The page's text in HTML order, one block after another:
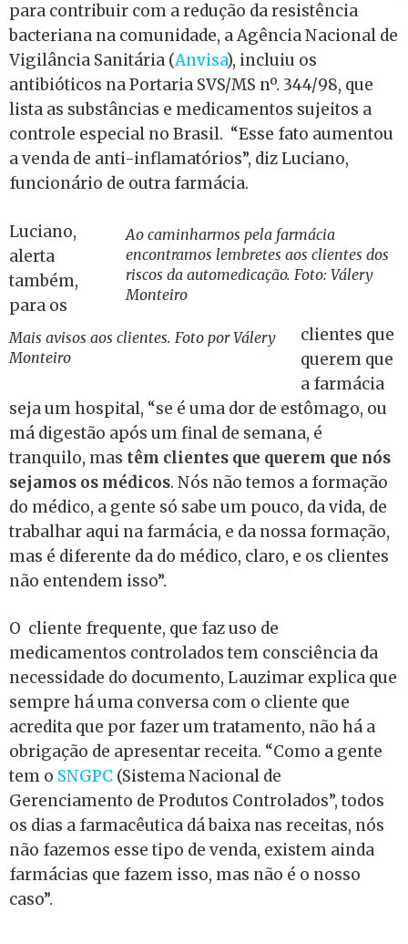
para contribuir com a redução da resistência
bacteriana na comunidade, a Agência Nacional de
Vigilância Sanitária (Anvisa), incluiu os
antibióticos na Portaria SVS/MS nº. 344/98, que
lista as substâncias e medicamentos sujeitos a
controle especial no Brasil. “Esse fato aumentou
a venda de anti-inflamatórios”, diz Luciano,
funcionário de outra farmácia.
Ao caminharmos pela farmácia
encontramos lembretes aos clientes dos
riscos da automedicação. Foto: Válery
Monteiro
Mais avisos aos clientes. Foto por Válery
Monteiro
Luciano,
alerta
também,
para os
clientes que
querem que
a farmácia
seja um hospital, “se é uma dor de estômago, ou
má digestão após um final de semana, é
tranquilo, mas têm clientes que querem que nós
sejamos os médicos. Nós não temos a formação
do médico, a gente só sabe um pouco, da vida, de
trabalhar aqui na farmácia, e da nossa formação,
mas é diferente da do médico, claro, e os clientes
não entendem isso”.
O cliente frequente, que faz uso de
medicamentos controlados tem consciência da
necessidade do documento, Lauzimar explica que
sempre há uma conversa com o cliente que
acredita que por fazer um tratamento, não há a
obrigação de apresentar receita. “Como a gente
tem o SNGPC (Sistema Nacional de
Gerenciamento de Produtos Controlados”, todos
os dias a farmacêutica dá baixa nas receitas, nós
não fazemos esse tipo de venda, existem ainda
farmácias que fazem isso, mas não é o nosso
caso”.